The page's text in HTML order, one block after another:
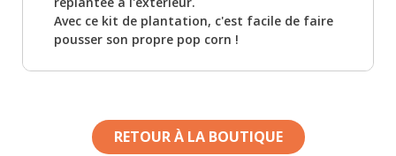
Avec ce kit de plantation, c'est facile de faire
pousser son propre pop corn !
RETOUR À LA BOUTIQUE